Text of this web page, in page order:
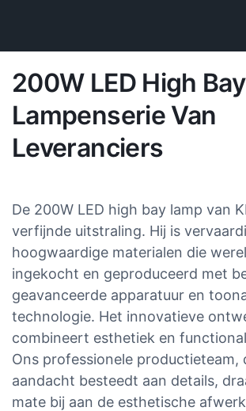
200W LED High
Lampenserie Van
Leveranciers
De 200W LED high bay lamp van
verfijnde uitstraling. Hij is
hoogwaardige materialen die
ingekocht en geproduceerd met
geavanceerde apparatuur en
technologie. Het innovatieve
combineert esthetiek en
Ons professionele productieteam,
aandacht besteedt aan details,
mate bij aan de esthetische